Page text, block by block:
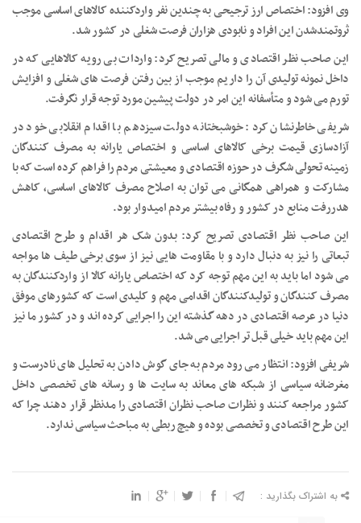
وی افزود: اختصاص ارز ترجیحی به چندین نفر واردکننده کالاهای اساسی موجب
ثروتمندشدن این افراد و نابودی هزاران فرصت شغلی در کشور شد.
این صاحب نظر اقتصادی و مالی تصریح کرد: واردات بی رویه کالاهایی که در
داخل نمونه تولیدی آن را داریم موجب از بین رفتن فرصت های شغلی و افزایش
تورم می شود و متأسفانه این امر در دولت پیشین مورد توجه قرار نگرفت.
شریفی خاطرنشان کرد: خوشبختانه دولت سیزدهم با اقدام انقلابی خود در
آزادسازی قیمت برخی کالاهای اساسی و اختصاص یارانه به مصرف کنندگان
زمینه تحولی شگرف در حوزه اقتصادی و معیشتی مردم را فراهم کرده است که با
مشارکت و همراهی همگانی می توان به اصلاح مصرف کالاهای اساسی، کاهش
هدررفت منابع در کشور و رفاه بیشتر مردم امیدوار بود.
این صاحب نظر اقتصادی تصریح کرد: بدون شک هر اقدام و طرح اقتصادی
تبعاتی را نیز به دنبال دارد و با مقاومت هایی نیز از سوی برخی طیف ها مواجه
می شود اما باید به این مهم توجه کرد که اختصاص یارانه کالا از واردکنندگان به
مصرف کنندگان و تولیدکنندگان اقدامی مهم و کلیدی است که کشورهای موفق
دنیا در عرصه اقتصادی در دهه گذشته این را اجرایی کرده اند و در کشور ما نیز
این مهم باید خیلی قبل تر اجرایی می شد.
شریفی افزود: انتظار می رود مردم به جای گوش دادن به تحلیل های نادرست و
مغرضانه سیاسی از شبکه های معاند به سایت ها و رسانه های تخصصی داخل
کشور مراجعه کنند و نظرات صاحب نظران اقتصادی را مدنظر قرار دهند چرا که
این طرح اقتصادی و تخصصی بوده و هیچ ربطی به مباحث سیاسی ندارد.
به اشتراک بگذارید :